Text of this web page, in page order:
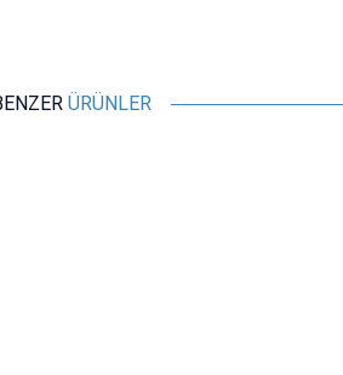
ÜRÜNLER